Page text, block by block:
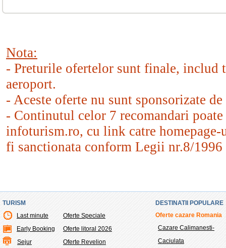
Nota:
- Preturile ofertelor sunt finale, includ
aeroport.
- Aceste oferte nu sunt sponsorizate
- Continutul celor 7 recomandari
infoturism.ro, cu link catre
fi sanctionata conform Legii nr.8/
TURISM
Last minute
Early Booking
Sejur
Oferte Speciale
Oferte litoral 2026
Oferte Revelion
DESTINATII POPULARE
Oferte cazare Romania
Cazare Calimanesti-
Caciulata